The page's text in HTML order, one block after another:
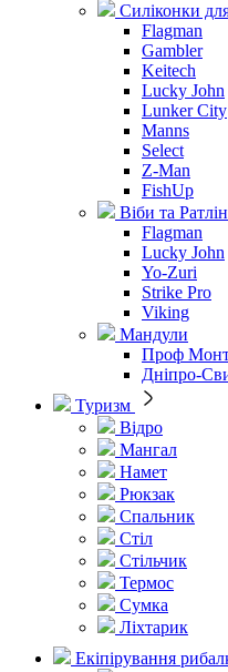
Силіконки
Flagman
Gambler
Keitech
Lucky John
Lunker City
Manns
Select
Z-Man
FishUp
Віби та
Flagman
Lucky John
Yo-Zuri
Strike Pro
Viking
Мандули
Проф
Дніпро-
Туризм
Відро
Мангал
Намет
Рюкзак
Спальник
Стіл
Стільчик
Термос
Сумка
Ліхтарик
Екіпірування